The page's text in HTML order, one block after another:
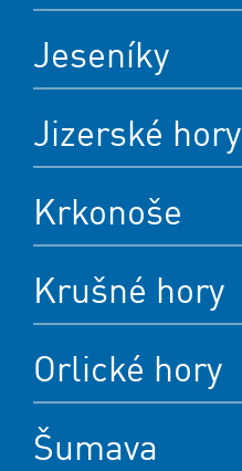
Jeseníky
Jizerské hory
Krkonoše
Krušné hory
Orlické hory
Šumava